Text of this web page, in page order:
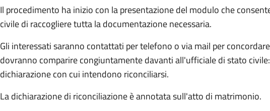
Il procedimento ha inizio con la presentazione del modulo che
civile di raccogliere tutta la documentazione necessaria.
Gli interessati saranno contattati per telefono o via mail per
dovranno comparire congiuntamente davanti all'ufficiale di stato
dichiarazione con cui intendono riconciliarsi.
La dichiarazione di riconciliazione è annotata sull'atto di matrimonio.